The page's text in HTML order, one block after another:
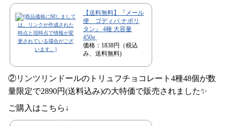
【送料無料】『メール
便 ゴディバ ナポリ
タン』 4種 大容量
450g
価格：1838円（税込
み、送料無料)
②リンツリンドールのトリュフチョコレート4種48個が数
量限定で2890円(送料込み)の大特価で販売されました✨
ご購入はこちら↓